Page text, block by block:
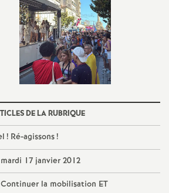
DE LA RUBRIQUE
! Ré-agissons!
17 janvier 2012
Continuer la mobilisation ET